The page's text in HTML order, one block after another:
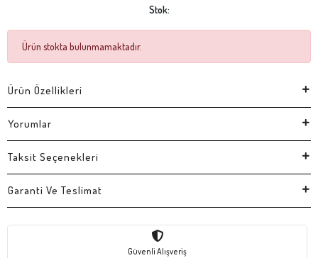
Stok:
Ürün stokta bulunmamaktadır.
Ürün Özellikleri
Yorumlar
Taksit Seçenekleri
Garanti Ve Teslimat
Güvenli Alışveriş